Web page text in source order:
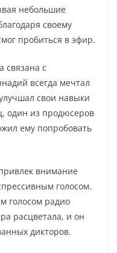
небольшие
своему
пробиться в эфир.
связана с
всегда мечтал
свои навыки
один из продюсеров
ему попробовать
внимание
голосом.
голосом радио
расцветала, и он
дикторов.